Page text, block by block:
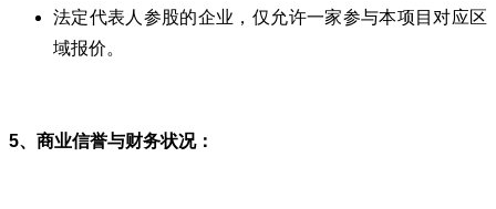
法定代表人参股的企业，仅允许一家参与本项目对应区
域报价。
5、商业信誉与财务状况：